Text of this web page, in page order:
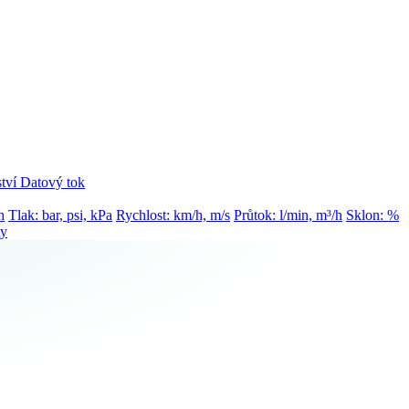
Datový tok
Tlak: bar, psi, kPa Rychlost: km/h, m/s Průtok: l/min, m³/h Sklon: %